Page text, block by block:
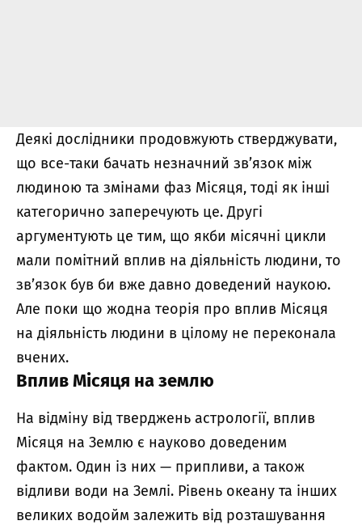
Деякі дослідники продовжують стверджувати,
що все-таки бачать незначний зв’язок між
людиною та змінами фаз Місяця, тоді як інші
категорично заперечують це. Другі
аргументують це тим, що якби місячні цикли
мали помітний вплив на діяльність людини, то
зв’язок був би вже давно доведений наукою.
Але поки що жодна теорія про вплив Місяця
на діяльність людини в цілому не переконала
вчених.
Вплив Місяця на землю
На відміну від тверджень астрології, вплив
Місяця на Землю є науково доведеним
фактом. Один із них — припливи, а також
відливи води на Землі. Рівень океану та інших
великих водойм залежить від розташування